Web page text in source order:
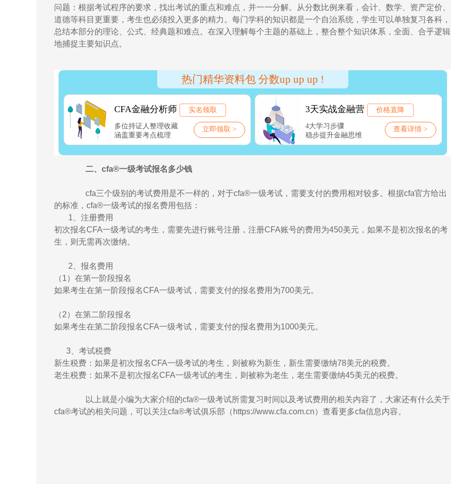
问题：根据考试程序的要求，找出考试的重点和难点，并一一分解。从分数比例来看，会计、数学、资产定价、
道德等科目更重要，考生也必须投入更多的精力。每门学科的知识都是一个自治系统，学生可以单独复习各科，
总结本部分的理论、公式、经典题和难点。在深入理解每个主题的基础上，整合整个知识体系，全面、合乎逻辑
地捕捉主要知识点。
二、cfa®一级考试报名多少钱
cfa三个级别的考试费用是不一样的，对于cfa®一级考试，需要支付的费用相对较多。根据cfa官方给出
的标准，cfa®一级考试的报名费用包括：
1、注册费用
初次报名CFA一级考试的考生，需要先进行账号注册，注册CFA账号的费用为450美元，如果不是初次报名的考
生，则无需再次缴纳。
2、报名费用
（1）在第一阶段报名
如果考生在第一阶段报名CFA一级考试，需要支付的报名费用为700美元。
（2）在第二阶段报名
如果考生在第二阶段报名CFA一级考试，需要支付的报名费用为1000美元。
3、考试税费
新生税费：如果是初次报名CFA一级考试的考生，则被称为新生，新生需要缴纳78美元的税费。
老生税费：如果不是初次报名CFA一级考试的考生，则被称为老生，老生需要缴纳45美元的税费。
以上就是小编为大家介绍的cfa®一级考试所需复习时间以及考试费用的相关内容了，大家还有什么关于
cfa®考试的相关问题，可以关注cfa®考试俱乐部（https://www.cfa.com.cn）查看更多cfa信息内容。